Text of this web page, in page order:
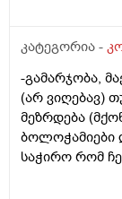
კატეგორია -
-გამარჯობა,
(არ ვიღებავ)
მეზრდება
ბოლოჭამიები
საჭირო რომ